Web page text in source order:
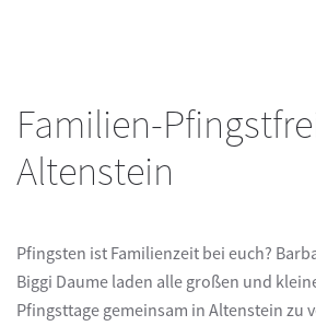
Familien-
Altenstein
Pfingsten ist Familienzeit bei euch?
Biggi Daume laden alle großen und
Pfingsttage gemeinsam in Altenstein zu